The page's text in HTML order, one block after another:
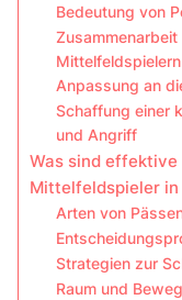
Bedeutung von
Mittelfeldspielern
Anpassung an
Schaffung einer
und Angriff
Was sind
Mittelfeldspieler
Arten von
Strategien zur
Raum und